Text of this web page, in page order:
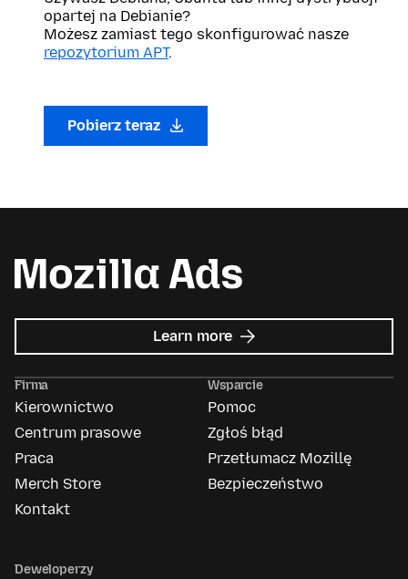
opartej na Debianie?
Możesz zamiast tego skonfigurować nasze
repozytorium APT.
Pobierz teraz
Learn more about
Mozilla
Firma
Kierownictwo
Centrum prasowe
Praca
Merch Store
Kontakt
Wsparcie
Pomoc
Zgłoś błąd
Przetłumacz Mozillę
Bezpieczeństwo
Deweloperzy